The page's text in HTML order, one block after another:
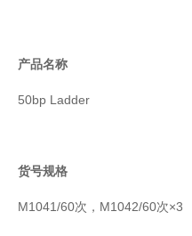
产品名称
50bp Ladder
货号规格
M1041/60次，M1042/60次×3